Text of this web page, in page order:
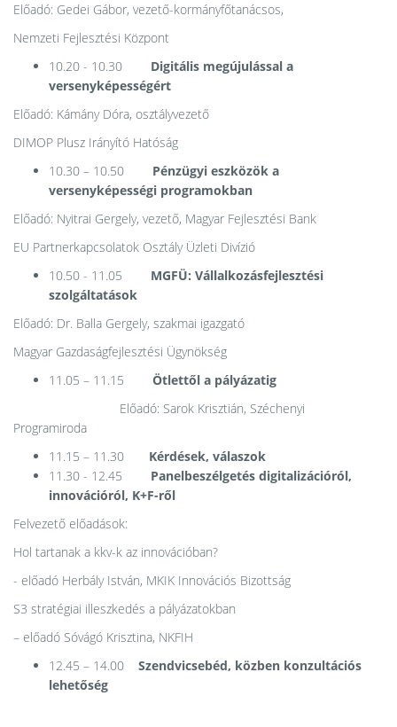
Előadó: Gedei Gábor, vezető-kormányfőtanácsos,
Nemzeti Fejlesztési Központ
10.20 - 10.30 Digitális megújulással a
versenyképességért
Előadó: Kámány Dóra, osztályvezető
DIMOP Plusz Irányító Hatóság
10.30 – 10.50 Pénzügyi eszközök a
versenyképességi programokban
Előadó: Nyitrai Gergely, vezető, Magyar Fejlesztési Bank
EU Partnerkapcsolatok Osztály Üzleti Divízió
10.50 - 11.05 MGFÜ: Vállalkozásfejlesztési
szolgáltatások
Előadó: Dr. Balla Gergely, szakmai igazgató
Magyar Gazdaságfejlesztési Ügynökség
11.05 – 11.15 Ötlettől a pályázatig
Előadó: Sarok Krisztián, Széchenyi
Programiroda
11.15 – 11.30 Kérdések, válaszok
11.30 - 12.45 Panelbeszélgetés digitalizációról,
innovációról, K+F-ről
Felvezető előadások:
Hol tartanak a kkv-k az innovációban?
- előadó Herbály István, MKIK Innovációs Bizottság
S3 stratégiai illeszkedés a pályázatokban
– előadó Sóvágó Krisztina, NKFIH
12.45 – 14.00 Szendvicsebéd, közben konzultációs
lehetőség